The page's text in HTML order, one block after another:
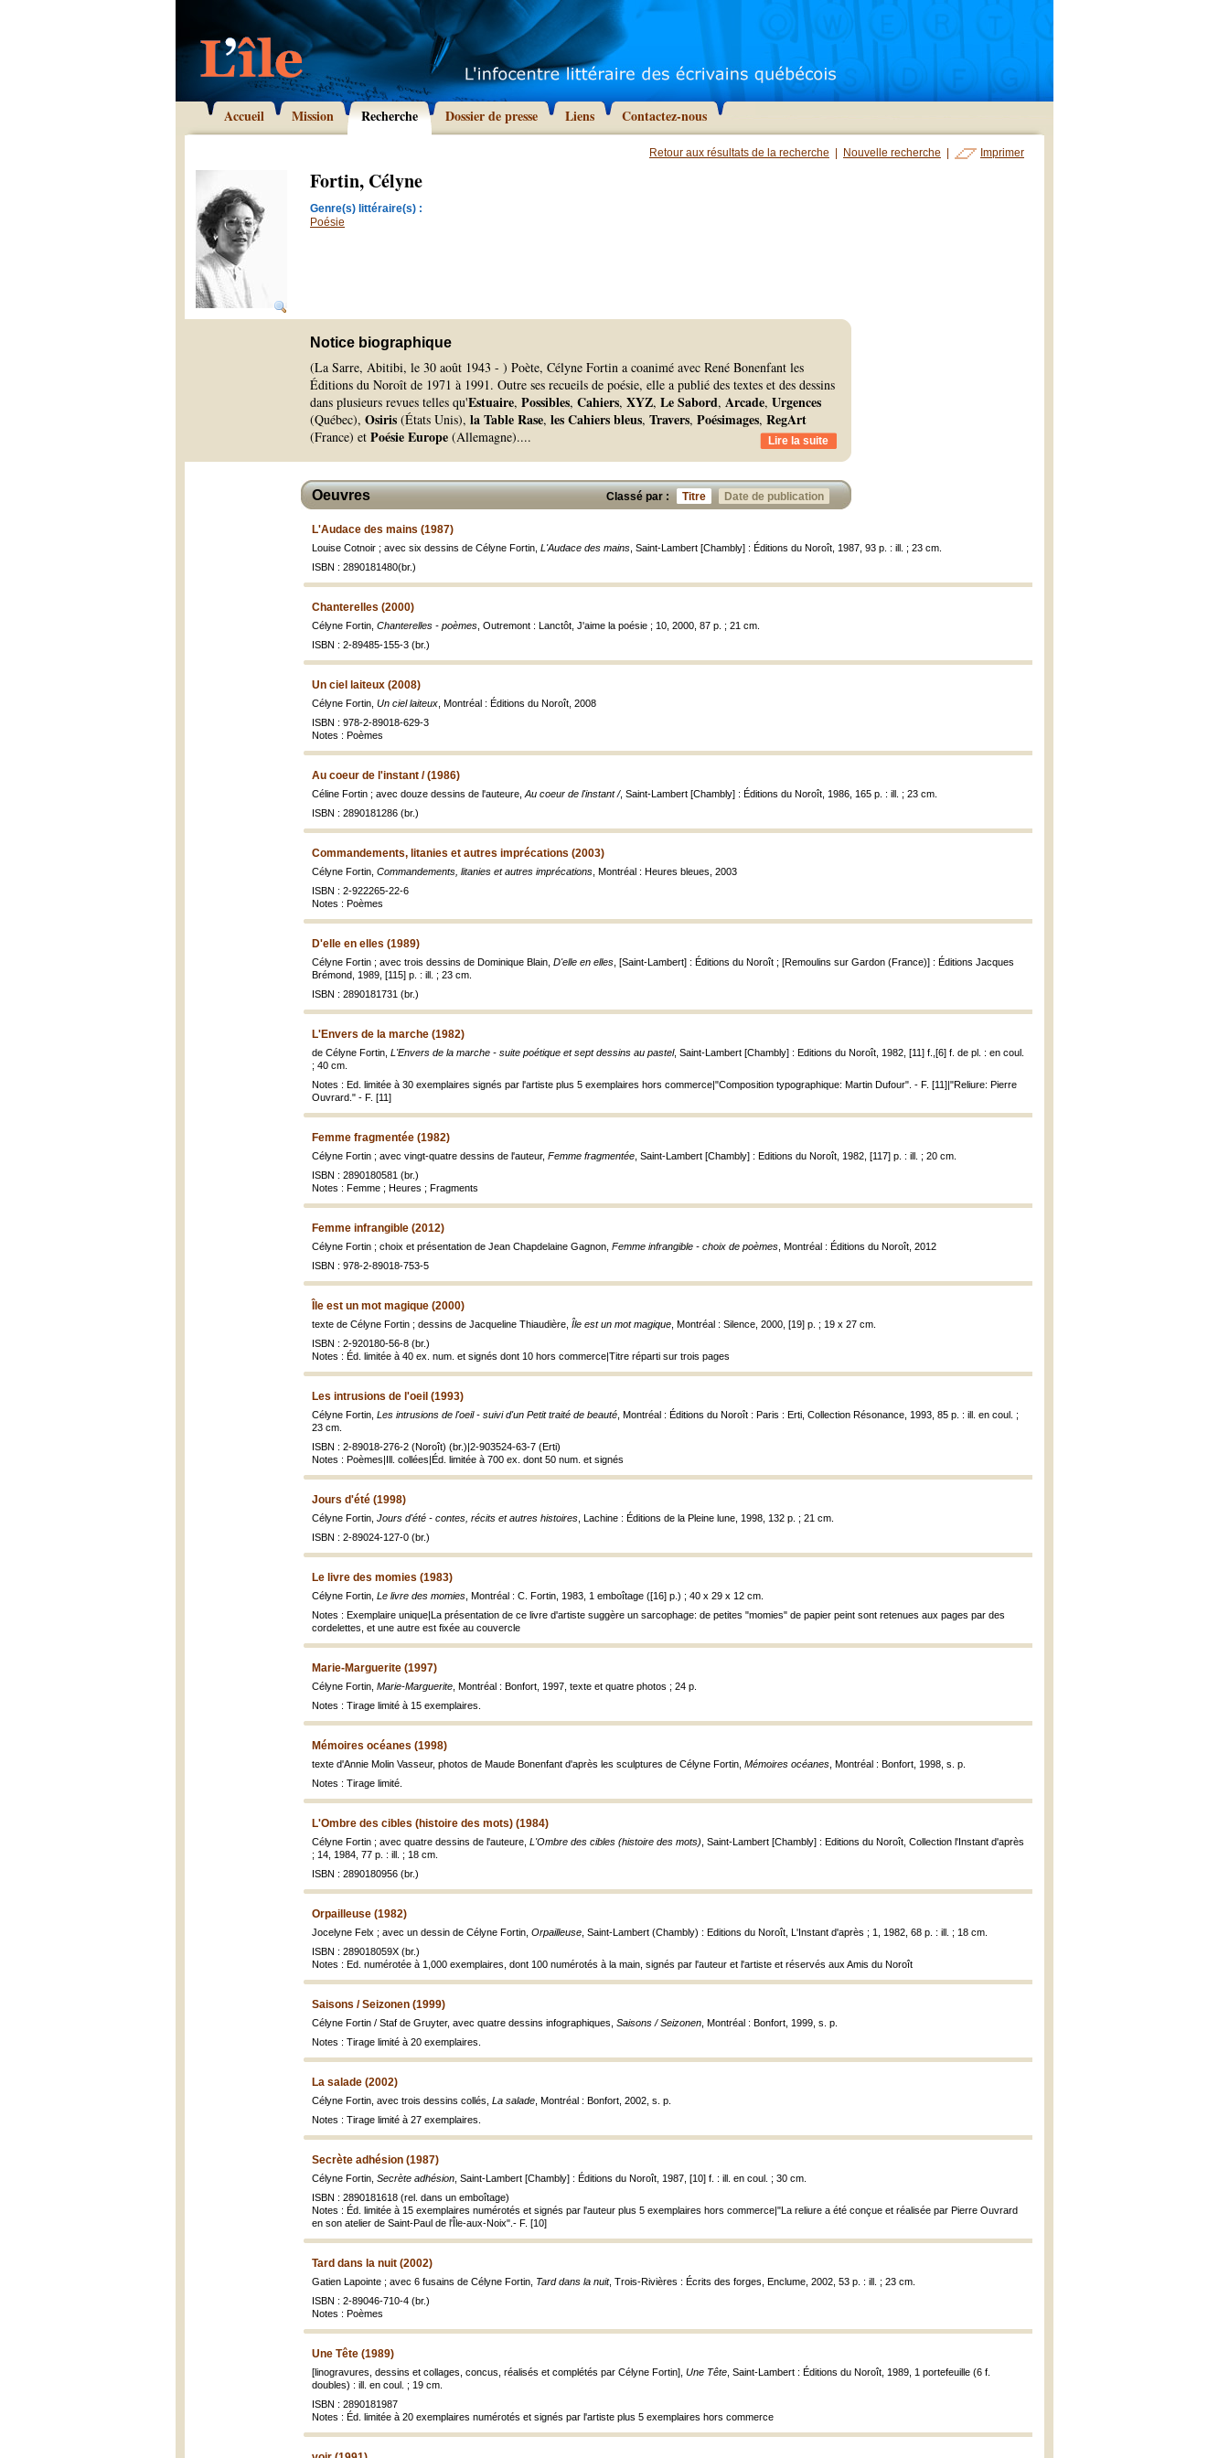
Accueil Mission Recherche Dossier de presse Liens Contactez-nous
Retour aux résultats de la recherche Nouvelle recherche Imprimer
Fortin, Célyne
Genre(s) littéraire(s) :
Poésie
Notice biographique
(La Sarre, Abitibi, le 30 août 1943 - ) Poète, Célyne Fortin a coanimé avec René Bonenfant les
Éditions du Noroît de 1971 à 1991. Outre ses recueils de poésie, elle a publié des textes et des dessins
dans plusieurs revues telles qu'Estuaire, Possibles, Cahiers, XYZ, Le Sabord, Arcade, Urgences
(Québec), Osiris (États Unis), la Table Rase, les Cahiers bleus, Travers, Poésimages, RegArt
(France) et PoésieEurope (Allemagne).... Lire la suite
Classé par : Titre Date de publication
Oeuvres
L'Audace des mains (1987)
Louise Cotnoir ; avec six dessins de Célyne Fortin, L'Audace des mains , Saint-Lambert [Chambly] : Éditions du Noroît, 1987, 93 p. : ill. ; 23 cm.
ISBN : 2890181480(br.)
Chanterelles (2000)
Célyne Fortin, Chanterelles - poèmes , Outremont : Lanctôt, J'aime la poésie ; 10, 2000, 87 p. ; 21 cm.
ISBN : 2-89485-155-3 (br.)
Un ciel laiteux (2008)
Célyne Fortin, Un ciel laiteux , Montréal : Éditions du Noroît, 2008
ISBN : 978-2-89018-629-3
Notes : Poèmes
Au coeur de l'instant / (1986)
Céline Fortin ; avec douze dessins de l'auteure, Au coeur de l'instant /, Saint-Lambert [Chambly] : Éditions du Noroît, 1986, 165 p. : ill. ; 23 cm.
ISBN : 2890181286 (br.)
Commandements, litanies et autres imprécations (2003)
Célyne Fortin, Commandements, litanies et autres imprécations , Montréal : Heures bleues, 2003
ISBN : 2-922265-22-6
Notes : Poèmes
D'elle en elles (1989)
Célyne Fortin ; avec trois dessins de Dominique Blain, D'elle en elles , [Saint-Lambert] : Éditions du Noroît ; [Remoulins sur Gardon (France)] : Éditions Jacques
Brémond, 1989, [115] p. : ill. ; 23 cm.
ISBN : 2890181731 (br.)
L'Envers de la marche (1982)
de Célyne Fortin, L'Envers de la marche - suite poétique et sept dessins au pastel, Saint-Lambert [Chambly] : Editions du Noroît, 1982, [11] f.,[6] f. de pl. : en coul.
; 40 cm.
Notes : Ed. limitée à 30 exemplaires signés par l'artiste plus 5 exemplaires hors commerce|"Composition typographique: Martin Dufour". - F. [11]|"Reliure: Pierre
Ouvrard." - F. [11]
Femme fragmentée (1982)
Célyne Fortin ; avec vingt-quatre dessins de l'auteur, Femme fragmentée , Saint-Lambert [Chambly] : Editions du Noroît, 1982, [117] p. : ill. ; 20 cm.
ISBN : 2890180581 (br.)
Notes : Femme ; Heures ; Fragments
Femme infrangible (2012)
Célyne Fortin ; choix et présentation de Jean Chapdelaine Gagnon, Femme infrangible - choix de poèmes , Montréal : Éditions du Noroît, 2012
ISBN : 978-2-89018-753-5
Île est un mot magique (2000)
texte de Célyne Fortin ; dessins de Jacqueline Thiaudière, Île est un mot magique , Montréal : Silence, 2000, [19] p. ; 19 x 27 cm.
ISBN : 2-920180-56-8 (br.)
Notes : Éd. limitée à 40 ex. num. et signés dont 10 hors commerce|Titre réparti sur trois pages
Les intrusions de l'oeil (1993)
Célyne Fortin, Les intrusions de l'oeil - suivi d'un Petit traité de beauté , Montréal : Éditions du Noroît : Paris : Erti, Collection Résonance, 1993, 85 p. : ill. en coul. ;
23 cm.
ISBN : 2-89018-276-2 (Noroît) (br.)|2-903524-63-7 (Erti)
Notes : Poèmes|Ill. collées|Éd. limitée à 700 ex. dont 50 num. et signés
Jours d'été (1998)
Célyne Fortin, Jours d'été - contes, récits et autres histoires , Lachine : Éditions de la Pleine lune, 1998, 132 p. ; 21 cm.
ISBN : 2-89024-127-0 (br.)
Le livre des momies (1983)
Célyne Fortin, Le livre des momies , Montréal : C. Fortin, 1983, 1 emboîtage ([16] p.) ; 40 x 29 x 12 cm.
Notes : Exemplaire unique|La présentation de ce livre d'artiste suggère un sarcophage: de petites "momies" de papier peint sont retenues aux pages par des
cordelettes, et une autre est fixée au couvercle
Marie-Marguerite (1997)
Célyne Fortin, Marie-Marguerite , Montréal : Bonfort, 1997, texte et quatre photos ; 24 p.
Notes : Tirage limité à 15 exemplaires.
Mémoires océanes (1998)
texte d'Annie Molin Vasseur, photos de Maude Bonenfant d'après les sculptures de Célyne Fortin, Mémoires océanes , Montréal : Bonfort, 1998, s. p.
Notes : Tirage limité.
L'Ombre des cibles (histoire des mots) (1984)
Célyne Fortin ; avec quatre dessins de l'auteure, L'Ombre des cibles (histoire des mots) , Saint-Lambert [Chambly] : Editions du Noroît, Collection l'Instant d'après
; 14, 1984, 77 p. : ill. ; 18 cm.
ISBN : 2890180956 (br.)
Orpailleuse (1982)
Jocelyne Felx ; avec un dessin de Célyne Fortin, Orpailleuse , Saint-Lambert (Chambly) : Editions du Noroît, L'Instant d'après ; 1, 1982, 68 p. : ill. ; 18 cm.
ISBN : 289018059X (br.)
Notes : Ed. numérotée à 1,000 exemplaires, dont 100 numérotés à la main, signés par l'auteur et l'artiste et réservés aux Amis du Noroît
Saisons / Seizonen (1999)
Célyne Fortin / Staf de Gruyter, avec quatre dessins infographiques, Saisons / Seizonen , Montréal : Bonfort, 1999, s. p.
Notes : Tirage limité à 20 exemplaires.
La salade (2002)
Célyne Fortin, avec trois dessins collés, La salade , Montréal : Bonfort, 2002, s. p.
Notes : Tirage limité à 27 exemplaires.
Secrète adhésion (1987)
Célyne Fortin, Secrète adhésion , Saint-Lambert [Chambly] : Éditions du Noroît, 1987, [10] f. : ill. en coul. ; 30 cm.
ISBN : 2890181618 (rel. dans un emboîtage)
Notes : Éd. limitée à 15 exemplaires numérotés et signés par l'auteur plus 5 exemplaires hors commerce|"La reliure a été conçue et réalisée par Pierre Ouvrard
en son atelier de Saint-Paul de l'Île-aux-Noix".- F. [10]
Tard dans la nuit (2002)
Gatien Lapointe ; avec 6 fusains de Célyne Fortin, Tard dans la nuit, Trois-Rivières : Écrits des forges, Enclume, 2002, 53 p. : ill. ; 23 cm.
ISBN : 2-89046-710-4 (br.)
Notes : Poèmes
Une Tête (1989)
[linogravures, dessins et collages, concus, réalisés et complétés par Célyne Fortin], Une Tête , Saint-Lambert : Éditions du Noroît, 1989, 1 portefeuille (6 f.
doubles) : ill. en coul. ; 19 cm.
ISBN : 2890181987
Notes : Éd. limitée à 20 exemplaires numérotés et signés par l'artiste plus 5 exemplaires hors commerce